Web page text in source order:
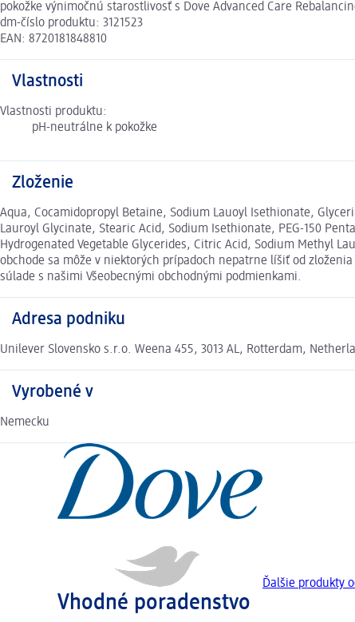
pokožke výnimočnú starostlivosť s Dove Advanced Care
dm-číslo produktu: 3121523
EAN: 8720181848810
Vlastnosti
Vlastnosti produktu:
pH-neutrálne k pokožke
Zloženie
Aqua, Cocamidopropyl Betaine, Sodium Lauoyl Isethionate,
Lauroyl Glycinate, Stearic Acid, Sodium Isethionate, PEG-150
Hydrogenated Vegetable Glycerides, Citric Acid, Sodium Methyl
obchode sa môže v niektorých prípadoch nepatrne líšiť od
súlade s našimi Všeobecnými obchodnými podmienkami.
Adresa podniku
Unilever Slovensko s.r.o. Weena 455, 3013 AL, Rotterdam,
Vyrobené v
Nemecku
Ďalšie produkty
Vhodné poradenstvo